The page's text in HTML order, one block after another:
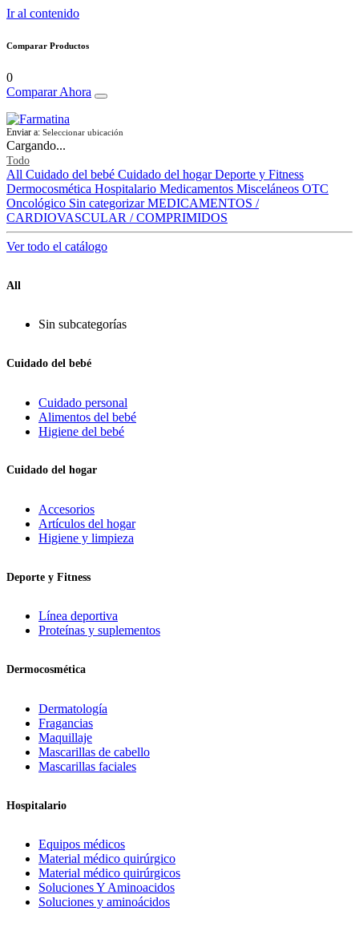
Ir al contenido
Comparar Productos
0
Comparar Ahora
Enviar a: Seleccionar ubicación
Cargando...
Todo
All Cuidado del bebé Cuidado del hogar Deporte y Fitness
Dermocosmética Hospitalario Medicamentos Misceláneos OTC
Oncológico Sin categorizar MEDICAMENTOS /
CARDIOVASCULAR / COMPRIMIDOS
Ver todo el catálogo
All
Sin subcategorías
Cuidado del bebé
Cuidado personal
Alimentos del bebé
Higiene del bebé
Cuidado del hogar
Accesorios
Artículos del hogar
Higiene y limpieza
Deporte y Fitness
Línea deportiva
Proteínas y suplementos
Dermocosmética
Dermatología
Fragancias
Maquillaje
Mascarillas de cabello
Mascarillas faciales
Hospitalario
Equipos médicos
Material médico quirúrgico
Material médico quirúrgicos
Soluciones Y Aminoacidos
Soluciones y aminoácidos